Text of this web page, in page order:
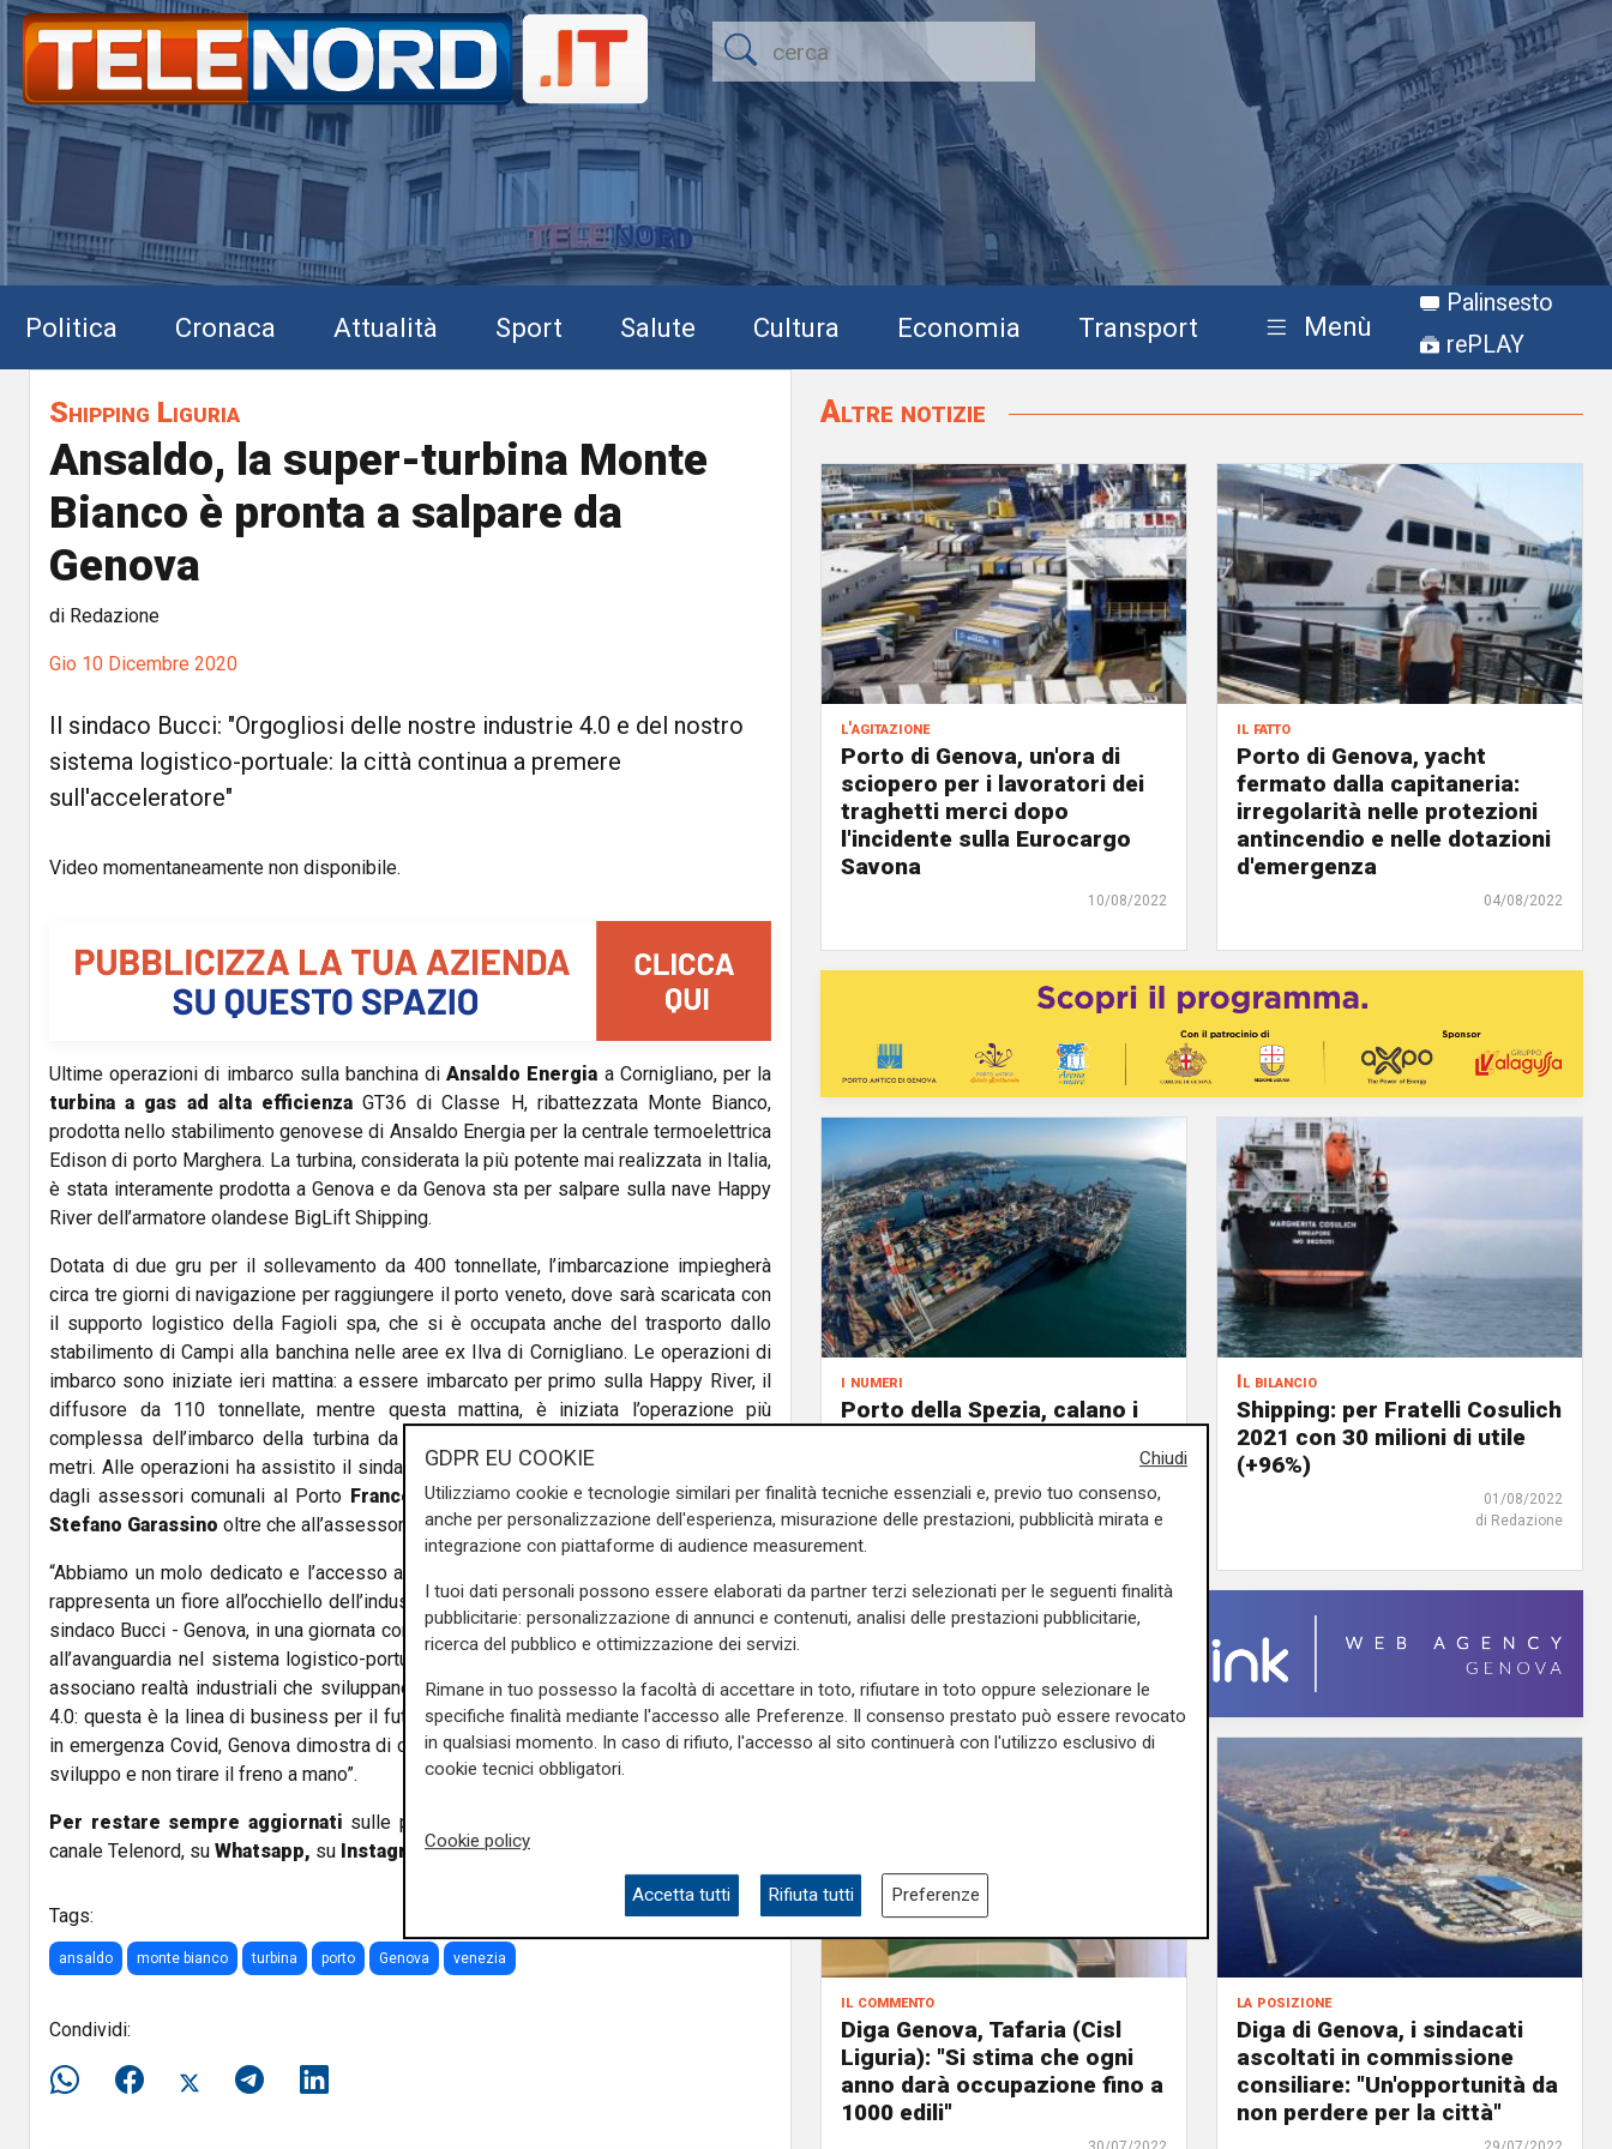
Politica Cronaca Attualità Sport Salute Cultura Economia Transport Menù
Palinsesto
rePLAY
Shipping Liguria
Ansaldo, la super-turbina Monte
Bianco è pronta a salpare da
Genova
di Redazione
Gio 10 Dicembre 2020
Il sindaco Bucci: "Orgogliosi delle nostre industrie 4.0 e del nostro
sistema logistico-portuale: la città continua a premere
sull'acceleratore"
Video momentaneamente non disponibile.
Ultime operazioni di imbarco sulla banchina diAnsaldo Energia a Cornigliano, per la
turbina a gas ad alta efficienzaGT36 di Classe H, ribattezzata Monte Bianco,
prodotta nello stabilimento genovese di Ansaldo Energia per la centrale termoelettrica
Edison di porto Marghera. La turbina, considerata la più potente mai realizzata in Italia,
è stata interamente prodotta a Genova e da Genova sta per salpare sulla nave Happy
River dell’armatore olandese BigLift Shipping.
Dotata di due gru per il sollevamento da 400 tonnellate, l’imbarcazione impiegherà
circa tre giorni di navigazione per raggiungere il porto veneto, dove sarà scaricata con
il supporto logistico della Fagioli spa, che si è occupata anche del trasporto dallo
stabilimento di Campi alla banchina nelle aree ex Ilva di Cornigliano. Le operazioni di
imbarco sono iniziate ieri mattina: a essere imbarcato per primo sulla Happy River, il
diffusore da 110 tonnellate, mentre questa mattina, è iniziata l’operazione più
complessa dell’imbarco della turbina da 580 tonnellate per una lunghezza di 13,5
metri. Alle operazioni ha assistito il sindaco di GenovaMarco Bucci,
dagli assessori comunali al Porto Francesco Marescae allo Sviluppo economico
Stefano Garassino oltre che all’assessore regionale alla FormazioneIlaria Cavo.
“Abbiamo un molo dedicato e l’accesso al mare a due passi da Ansaldo Energia che
rappresenta un fiore all’occhiello dell’industria nazionale e internazionale – ha detto il
sindaco Bucci - Genova, in una giornata come oggi, dimostra una volta di più di essere
all’avanguardia nel sistema logistico-portuale, di cui siamo molto orgogliosi, a cui si
associano realtà industriali che sviluppano prodotti ad altissima qualità, nell’industria
4.0: questa è la linea di business per il futuro per i prossimi dieci anni almeno. Anche
in emergenza Covid, Genova dimostra di continuare a spingere sull’acceleratore dello
sviluppo e non tirare il freno a mano”.
Per restare sempre aggiornati sulle principali notizie sulla Liguria seguiteci sul
canale Telenord, su Whatsapp, su Instagram,suYoutube
Tags:
ansaldo monte bianco turbina porto Genova venezia
Condividi:
Altre notizie
l'agitazione
Porto di Genova, un'ora di
sciopero per i lavoratori dei
traghetti merci dopo
l'incidente sulla Eurocargo
Savona
10/08/2022
il fatto
Porto di Genova, yacht
fermato dalla capitaneria:
irregolarità nelle protezioni
antincendio e nelle dotazioni
d'emergenza
04/08/2022
i numeri
Porto della Spezia, calano i
04/08/2022
Il bilancio
Shipping: per Fratelli Cosulich
2021 con 30 milioni di utile
(+96%)
01/08/2022
di Redazione
il commento
Diga Genova, Tafaria (Cisl
Liguria): "Si stima che ogni
anno darà occupazione fino a
1000 edili"
la posizione
Diga di Genova, i sindacati
ascoltati in commissione
consiliare: "Un'opportunità da
non perdere per la città"
Chiudi
GDPR EU COOKIE
Utilizziamo cookie e tecnologie similari per finalità tecniche essenziali e, previo tuo consenso,
anche per personalizzazione dell'esperienza, misurazione delle prestazioni, pubblicità mirata e
integrazione con piattaforme di audience measurement.
I tuoi dati personali possono essere elaborati da partner terzi selezionati per le seguenti finalità
pubblicitarie: personalizzazione di annunci e contenuti, analisi delle prestazioni pubblicitarie,
ricerca del pubblico e ottimizzazione dei servizi.
Rimane in tuo possesso la facoltà di accettare in toto, rifiutare in toto oppure selezionare le
specifiche finalità mediante l'accesso alle Preferenze. Il consenso prestato può essere revocato
in qualsiasi momento. In caso di rifiuto, l'accesso al sito continuerà con l'utilizzo esclusivo di
cookie tecnici obbligatori.
Cookie policy
Accetta tutti Rifiuta tutti Preferenze